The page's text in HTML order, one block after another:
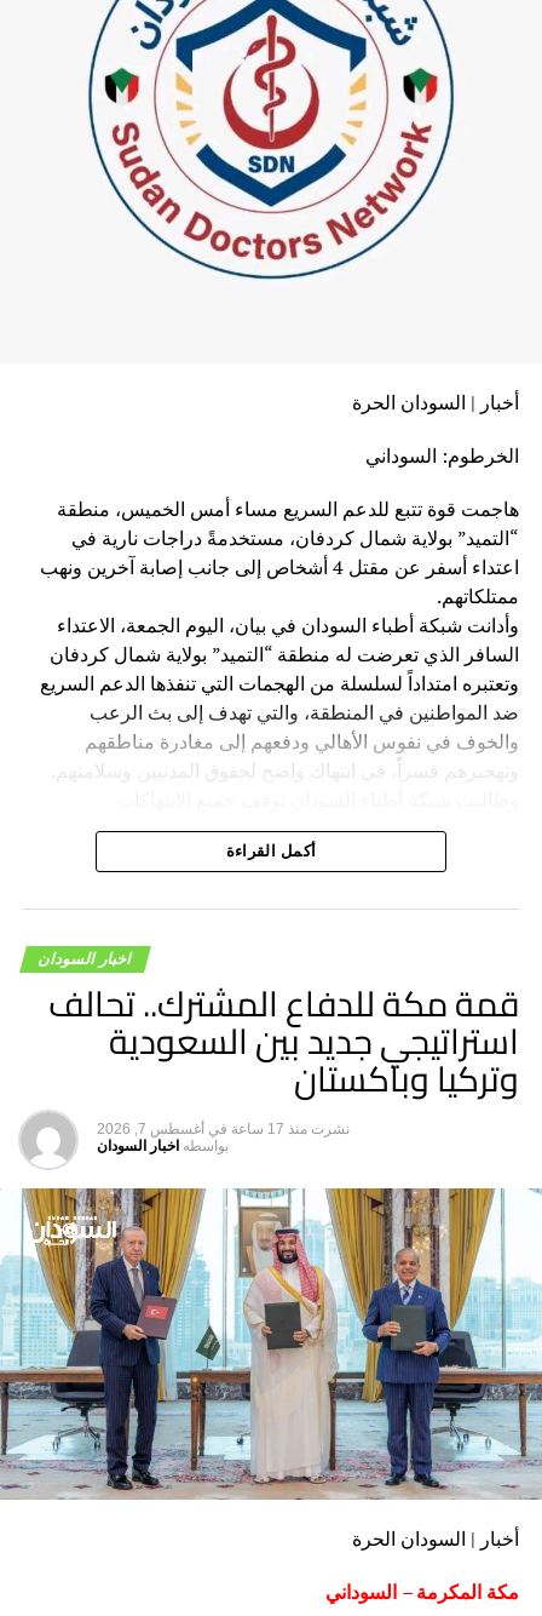
أخبار | السودان الحرة
الخرطوم: السوداني
هاجمت قوة تتبع للدعم السريع مساء أمس الخميس، منطقة
“التميد” بولاية شمال كردفان، مستخدمةً دراجات نارية في
اعتداء أسفر عن مقتل 4 أشخاص إلى جانب إصابة آخرين ونهب
ممتلكاتهم.
وأدانت شبكة أطباء السودان في بيان، اليوم الجمعة، الاعتداء
السافر الذي تعرضت له منطقة “التميد” بولاية شمال كردفان
وتعتبره امتداداً لسلسلة من الهجمات التي تنفذها الدعم السريع
ضد المواطنين في المنطقة، والتي تهدف إلى بث الرعب
والخوف في نفوس الأهالي ودفعهم إلى مغادرة مناطقهم
وتهجيرهم قسراً، في انتهاك واضح لحقوق المدنيين وسلامتهم.
والاعتداءات ضد المدنيين الذين لا علاقة لهم بالحرب، وتجنيب
السكان المدنيين ويلات الصراع، ودعت المجتمع الدولي والجهات
لوقف هذه الانتهاكات وتحميلها المسؤولية الكاملة عن الانتهاكات
أكمل القراءة
اخبار السودان
قمة مكة للدفاع المشترك.. تحالف
استراتيجي جديد بين السعودية
وتركيا وباكستان
نشرت منذ 17 ساعة في أغسطس 7, 2026
بواسطه اخبار السودان
أخبار | السودان الحرة
مكة المكرمة – السوداني